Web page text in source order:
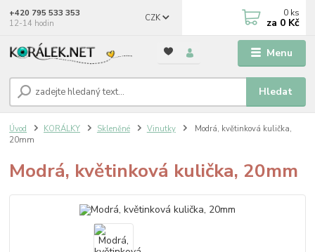
Menu
CZK
Hledat
+420 795 533 353
12-14 hodin
0 ks
za 0 Kč
Úvod KORÁLKY Skleněné Vinutky
Modrá, květinková kulička,
20mm
Modrá, květinková kulička, 20mm